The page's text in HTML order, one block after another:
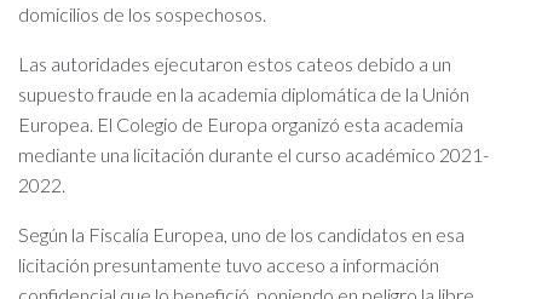
domicilios de los sospechosos.
Las autoridades ejecutaron estos cateos debido a un
supuesto fraude en la academia diplomática de la Unión
Europea. El Colegio de Europa organizó esta academia
mediante una licitación durante el curso académico 2021-
2022.
Según la Fiscalía Europea, uno de los candidatos en esa
licitación presuntamente tuvo acceso a información
confidencial que lo benefició, poniendo en peligro la libre